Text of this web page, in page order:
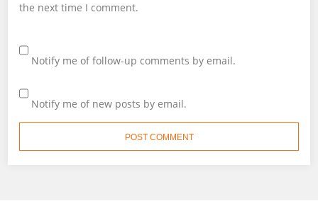
the next time I comment.
Notify me of follow-up comments by email.
Notify me of new posts by email.